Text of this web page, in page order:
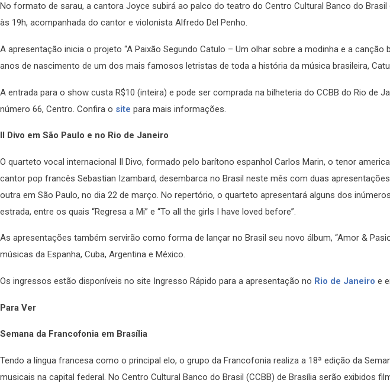
No formato de sarau, a cantora Joyce subirá ao palco do teatro do Centro Cultural Banco do Brasil
às 19h, acompanhada do cantor e violonista Alfredo Del Penho.
A apresentação inicia o projeto “A Paixão Segundo Catulo – Um olhar sobre a modinha e a canção
anos de nascimento de um dos mais famosos letristas de toda a história da música brasileira,
A entrada para o show custa R$10 (inteira) e pode ser comprada na bilheteria do CCBB do Rio de
número 66, Centro. Confira o site para mais informações.
Il Divo em São Paulo e no Rio de Janeiro
O quarteto vocal internacional Il Divo, formado pelo barítono espanhol Carlos Marin, o tenor
cantor pop francês Sebastian Izambard, desembarca no Brasil neste mês com duas
outra em São Paulo, no dia 22 de março. No repertório, o quarteto apresentará alguns dos
estrada, entre os quais “Regresa a Mi” e “To all the girls I have loved before”.
As apresentações também servirão como forma de lançar no Brasil seu novo álbum, “Amor &
músicas da Espanha, Cuba, Argentina e México.
Os ingressos estão disponíveis no site Ingresso Rápido para a apresentação no Rio de Janeiro e
Para Ver
Semana da Francofonia em Brasília
Tendo a língua francesa como o principal elo, o grupo da Francofonia realiza a 18ª edição da
musicais na capital federal. No Centro Cultural Banco do Brasil (CCBB) de Brasília serão exibidos